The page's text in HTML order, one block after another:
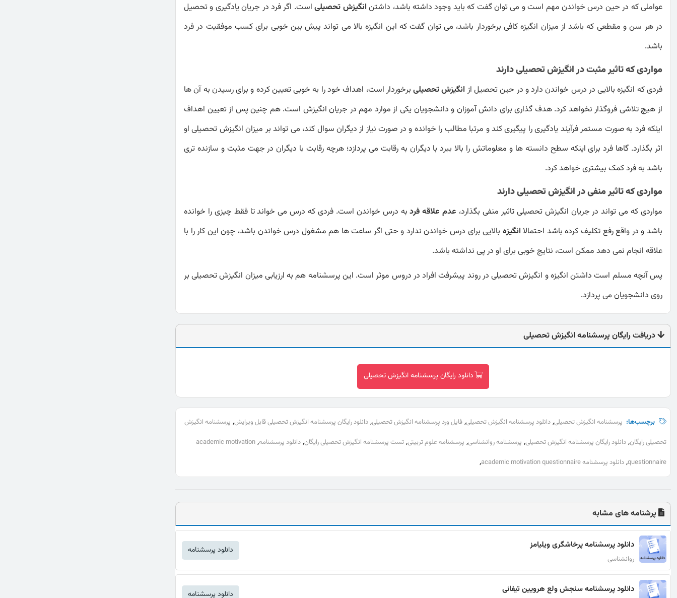
عواملی که در حین درس خواندن مهم است و می توان گفت که باید وجود داشته باشد، داشتنانگیزش تحصیلیاست. اگر فرد در جریان یادگیری و تحصیل
در هر سن و مقطعی که باشد از میزان انگیزه کافی برخوردار باشد، می توان گفت که این انگیزه بالا می تواند پیش بین خوبی برای کسب موفقیت در فرد
باشد.
مواردی که تاثیر مثبت در انگیزش تحصیلی دارند
فردی که انگیزه بالایی در درس خواندن دارد و در حین تحصیل از انگیزش تحصیلیبرخوردار است، اهداف خود را به خوبی تعیین کرده و برای رسیدن به آن ها
از هیچ تلاشی فروگذار نخواهد کرد. هدف گذاری برای دانش آموزان و دانشجویان یکی از موارد مهم در جریان انگیزش است. هم چنین پس از تعیین اهداف
اینکه فرد به صورت مستمر فرآیند یادگیری را پیگیری کند و مرتبا مطالب را خوانده و در صورت نیاز از دیگران سوال کند، می تواند بر میزان انگیزش تحصیلی او
اثر بگذارد. گاها فرد برای اینکه سطح دانسته ها و معلوماتش را بالا ببرد با دیگران به رقابت می پردازد؛ هرچه رقابت با دیگران در جهت مثبت و سازنده تری
باشد به فرد کمک بیشتری خواهد کرد.
مواردی که تاثیر منفی در انگیزش تحصیلی دارند
مواردی که می تواند در جریان انگیزش تحصیلی تاثیر منفی بگذارد، عدم علاقه فردبه درس خواندن است. فردی که درس می خواند تا فقط چیزی را خوانده
باشد و در واقع رفع تکلیف کرده باشد احتمالاانگیزه بالایی برای درس خواندن ندارد و حتی اگر ساعت ها هم مشغول درس خواندن باشد، چون این کار را با
علاقه انجام نمی دهد ممکن است، نتایج خوبی برای او در پی نداشته باشد.
پس آنچه مسلم است داشتن انگیزه و انگیزش تحصیلی در روند پیشرفت افراد در دروس موثر است. این پرسشنامه هم به ارزیابی میزان انگیزش تحصیلی بر
روی دانشجویان می پردازد.
دریافت رایگان پرسشنامه انگیزش تحصیلی
دانلود رایگان پرسشنامه انگیزش تحصیلی
برچسب‌ها: پرسشنامه انگیزش تحصیلی, دانلود پرسشنامه انگیزش تحصیلی, فایل ورد پرسشنامه انگیزش تحصیلی, دانلود رایگان پرسشنامه انگیزش تحصیلی قابل ویرایش, پرسشنامه انگیزش
تحصیلی رایگان, دانلود رایگان پرسشنامه انگیزش تحصیلی, پرسشنامه روانشناسی, پرسشنامه علوم تربیتی, تست پرسشنامه انگیزش تحصیلی رایگان, دانلود پرسشنامه,
academic motivation
questionnaire
, دانلود پرسشنامه academic motivation questionnaire ,
پرشنامه های مشابه
دانلود پرسشنامه پرخاشگری ویلیامز
روانشناسی
دانلود پرسشنامه
دانلود پرسشنامه سنجش ولع هرویین تیفانی دانلود پرسشنامه